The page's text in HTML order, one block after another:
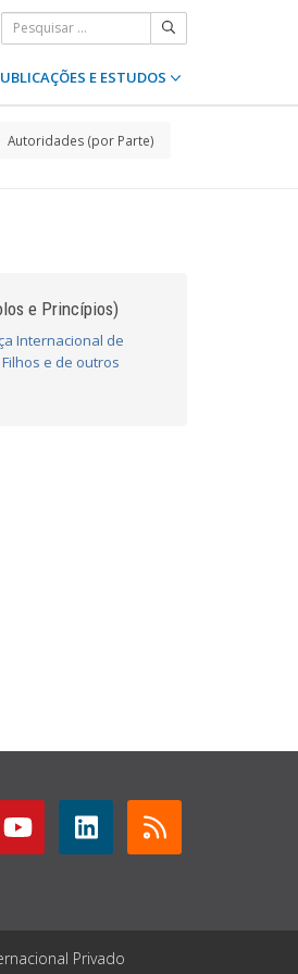
E ESTUDOS
Autoridades (por Parte)
e Princípios)
Internacional de
e de outros
Privado